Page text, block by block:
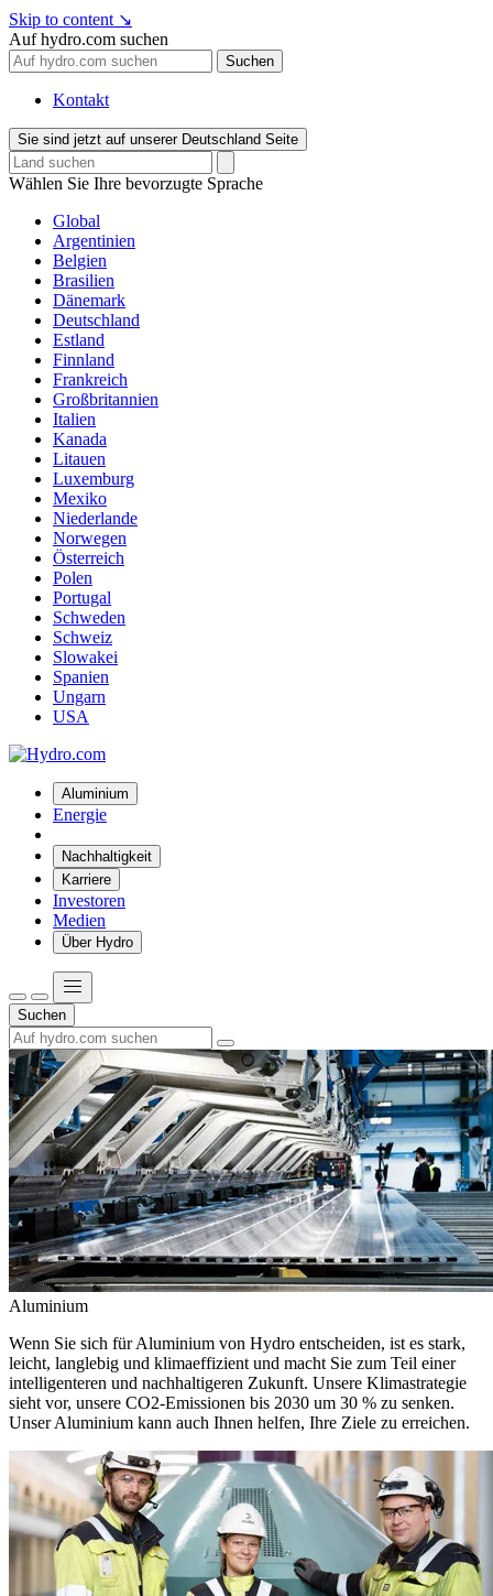
Skip to content ↘
Auf hydro.com suchen
Suchen
Kontakt
Sie sind jetzt auf unserer Deutschland Seite
Wählen Sie Ihre bevorzugte Sprache
Global
Argentinien
Belgien
Brasilien
Dänemark
Deutschland
Estland
Finnland
Frankreich
Großbritannien
Italien
Kanada
Litauen
Luxemburg
Mexiko
Niederlande
Norwegen
Österreich
Polen
Portugal
Schweden
Schweiz
Slowakei
Spanien
Ungarn
USA
Aluminium
Energie
Nachhaltigkeit
Karriere
Investoren
Medien
Über Hydro
Suchen
Aluminium
Wenn Sie sich für Aluminium von Hydro entscheiden, ist es stark,
leicht, langlebig und klimaeffizient und macht Sie zum Teil einer
intelligenteren und nachhaltigeren Zukunft. Unsere Klimastrategie
sieht vor, unsere CO2-Emissionen bis 2030 um 30 % zu senken.
Unser Aluminium kann auch Ihnen helfen, Ihre Ziele zu erreichen.